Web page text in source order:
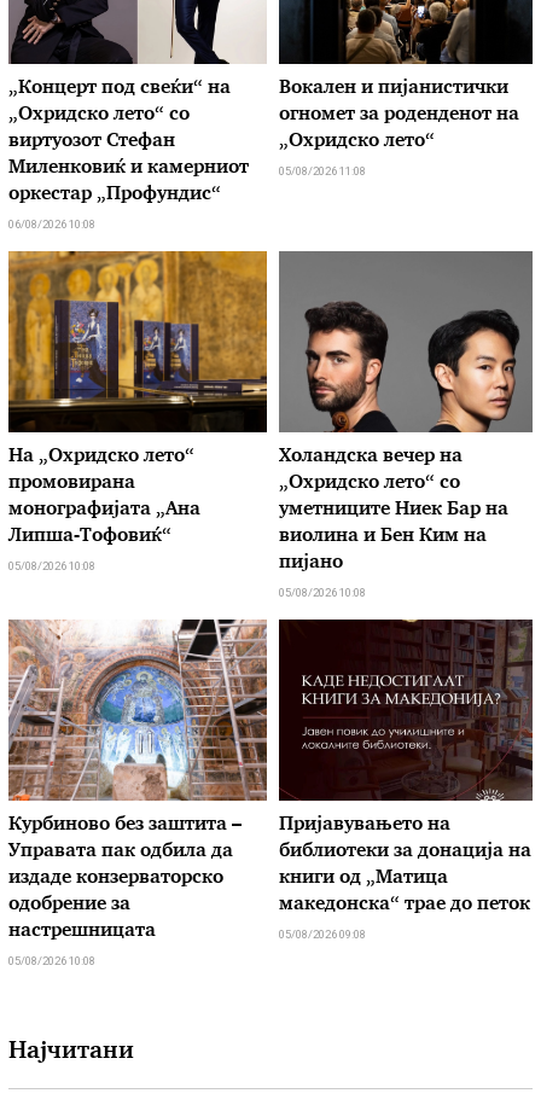
„Концерт под свеќи“ на
„Охридско лето“ со
виртуозот Стефан
Миленковиќ и камерниот
оркестар „Профундис“
06/08/2026 10:08
Вокален и пијанистички
огномет за роденденот на
„Охридско лето“
05/08/2026 11:08
На „Охридско лето“
промовирана
монографијата „Ана
Липша-Тофовиќ“
05/08/2026 10:08
Холандска вечер на
„Охридско лето“ со
уметниците Ниек Бар на
виолина и Бен Ким на
пијано
05/08/2026 10:08
Курбиново без заштита –
Управата пак одбила да
издаде конзерваторско
одобрение за
настрешницата
05/08/2026 10:08
Пријавувањето на
библиотеки за донација на
книги од „Матица
македонска“ трае до петок
05/08/2026 09:08
Најчитани